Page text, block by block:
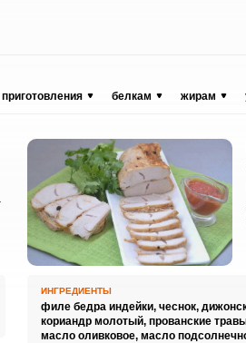
белкам жирам
ИНГРЕДИЕНТЫ
филе бедра индейки, чеснок,
кориандр молотый, прованские
масло оливковое, масло